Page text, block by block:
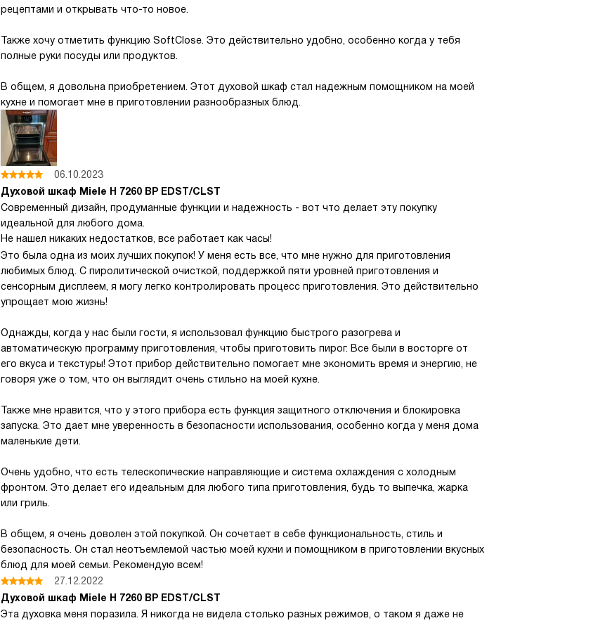
рецептами и открывать что-то новое.
Также хочу отметить функцию SoftClose. Это действительно удобно, особенно когда у тебя
полные руки посуды или продуктов.
В общем, я довольна приобретением. Этот духовой шкаф стал надежным помощником на моей
кухне и помогает мне в приготовлении разнообразных блюд.
06.10.2023
Духовой шкаф Miele H 7260 BP EDST/CLST
Современный дизайн, продуманные функции и надежность - вот что делает эту покупку
идеальной для любого дома.
Не нашел никаких недостатков, все работает как часы!
Это была одна из моих лучших покупок! У меня есть все, что мне нужно для приготовления
любимых блюд. С пиролитической очисткой, поддержкой пяти уровней приготовления и
сенсорным дисплеем, я могу легко контролировать процесс приготовления. Это действительно
упрощает мою жизнь!
Однажды, когда у нас были гости, я использовал функцию быстрого разогрева и
автоматическую программу приготовления, чтобы приготовить пирог. Все были в восторге от
его вкуса и текстуры! Этот прибор действительно помогает мне экономить время и энергию, не
говоря уже о том, что он выглядит очень стильно на моей кухне.
Также мне нравится, что у этого прибора есть функция защитного отключения и блокировка
запуска. Это дает мне уверенность в безопасности использования, особенно когда у меня дома
маленькие дети.
Очень удобно, что есть телескопические направляющие и система охлаждения с холодным
фронтом. Это делает его идеальным для любого типа приготовления, будь то выпечка, жарка
или гриль.
В общем, я очень доволен этой покупкой. Он сочетает в себе функциональность, стиль и
безопасность. Он стал неотъемлемой частью моей кухни и помощником в приготовлении вкусных
блюд для моей семьи. Рекомендую всем!
27.12.2022
Духовой шкаф Miele H 7260 BP EDST/CLST
Эта духовка меня поразила. Я никогда не видела столько разных режимов, о таком я даже не